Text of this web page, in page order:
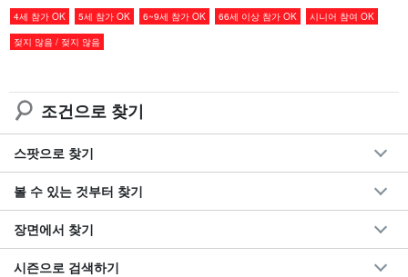
툭툭이를 타고 다라마 섬을 둘러보는 섬 관광
다라마항・공항・숙박지로부터송영 OK
투어 중 추억을 남길 수 있어 기쁘다.
◆0세~OK소수정예로 가족 단위의 손님들에게도 추천합니다.
다라마섬 출신 가이드가 현지 명소를 안내합니다.
4세 참가 OK
5세 참가 OK 6~9세 참가 OK 66세 이상 참가 OK
시니어 참여 OK
젖지 않음 / 젖지 않음
조건으로 찾기
스팟으로 찾기
볼 수 있는 것부터 찾기
장면에서 찾기
시즌으로 검색하기